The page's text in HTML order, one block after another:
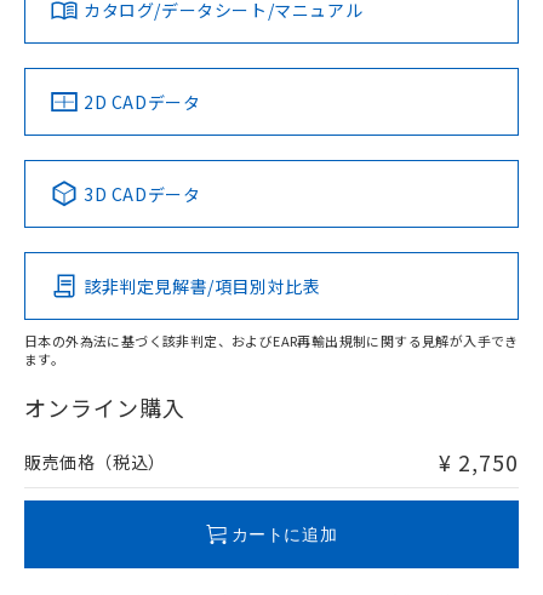
ソフトウェアの使用条件
対応済み
中国 RoHS 注意事項・凡例
Pb Hg Cd Cr(VI)
O
在庫等で未対応品が混在する可能性があります。
問い合わせください。
LR型式承認
（イギリス
船舶規格）
DNV型式承認
（ノルウェー
BV型式承認
（フランス
KR型式
（韓国
No No No No
この製品の規格認証/適合状況ページへ
その他の認証はこちらのページからご検索ください
カタログ/データシート/マニュアル
2D CADデータ
3D CADデータ
該非判定見解書/項目別対比表
日本の外為法に基づく該非判定、およびEAR再輸出規制に関する見解が入手でき
ます。
オンライン購入
販売価格（税込） ¥ 2,750
カートに追加